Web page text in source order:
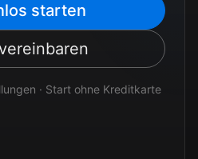
starten
· Start ohne Kreditkarte